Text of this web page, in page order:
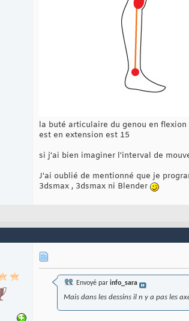
la buté articulaire du genou en flexion
est en extension est 15
si j'ai bien imaginer l'interval de
J'ai oublié de mentionné que je
3dsmax , 3dsmax ni Blender
Envoyé par info_sara
Mais dans les dessins il n y a pas les